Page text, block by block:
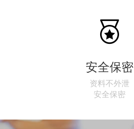

安全保密
资料不外泄
安全保密